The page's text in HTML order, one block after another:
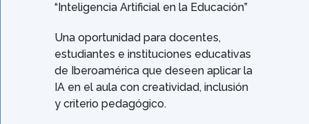
“Inteligencia Artificial en la Educación”
Una oportunidad para docentes,
estudiantes e instituciones educativas
de Iberoamérica que deseen aplicar la
IA en el aula con creatividad, inclusión
y criterio pedagógico.